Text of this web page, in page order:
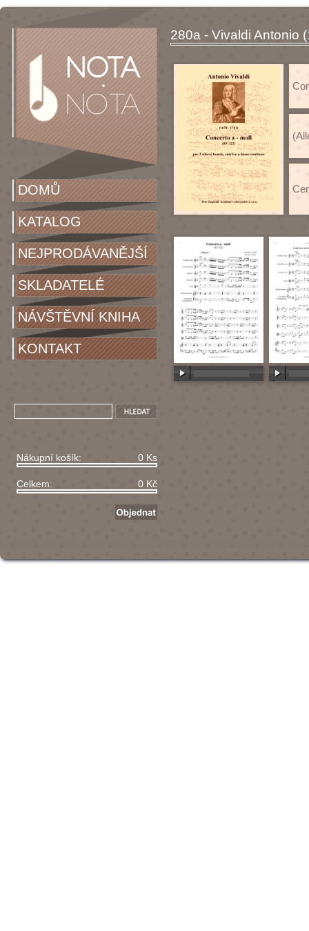
DOMŮ
KATALOG
NEJPRODÁVANĚJŠÍ
SKLADATELÉ
NÁVŠTĚVNÍ KNIHA
KONTAKT
Nákupní košík: 0 Ks
Celkem: 0 Kč
280a - Vivaldi Antonio